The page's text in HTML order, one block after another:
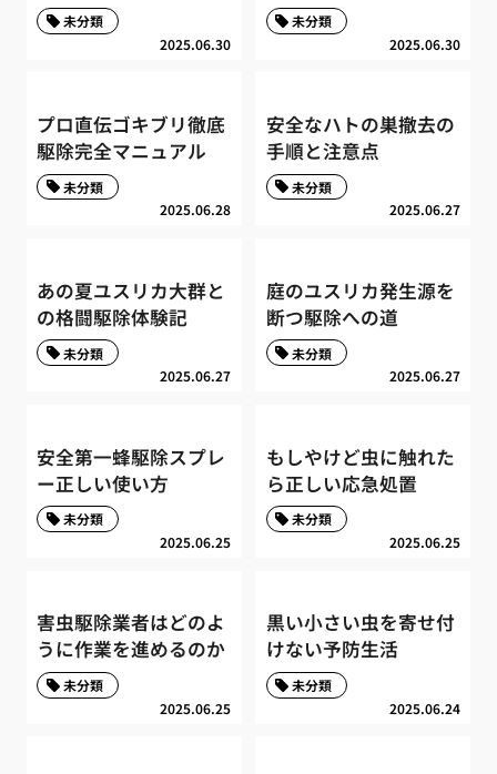
2025.06.30
未分類
2025.06.30
未分類
プロ直伝ゴキブリ徹底
駆除完全マニュアル
2025.06.28
未分類
安全なハトの巣撤去の
手順と注意点
2025.06.27
未分類
あの夏ユスリカ大群と
の格闘駆除体験記
2025.06.27
未分類
庭のユスリカ発生源を
断つ駆除への道
2025.06.27
未分類
安全第一蜂駆除スプレ
ー正しい使い方
2025.06.25
未分類
もしやけど虫に触れた
ら正しい応急処置
2025.06.25
未分類
害虫駆除業者はどのよ
うに作業を進めるのか
2025.06.25
未分類
黒い小さい虫を寄せ付
けない予防生活
2025.06.24
未分類